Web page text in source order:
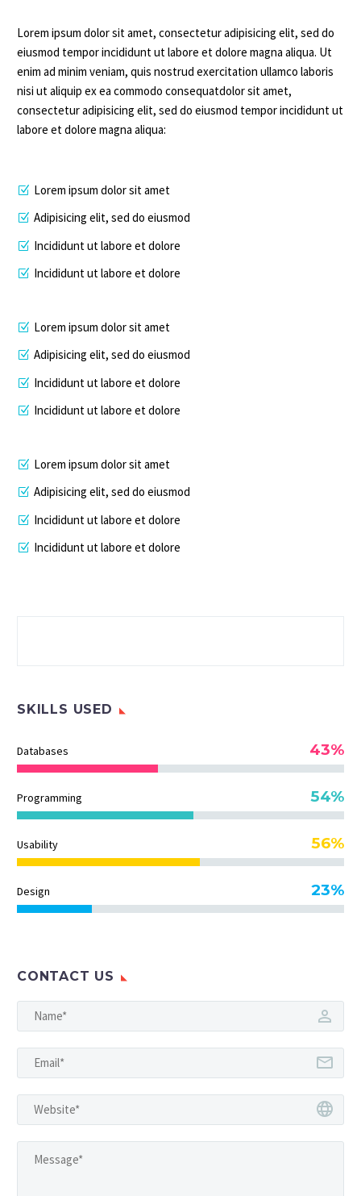
Lorem ipsum dolor sit amet, consectetur adipisicing elit, sed do
eiusmod tempor incididunt ut labore et dolore magna aliqua. Ut
enim ad minim veniam, quis nostrud exercitation ullamco laboris
nisi ut aliquip ex ea commodo consequatdolor sit amet,
consectetur adipisicing elit, sed do eiusmod tempor incididunt ut
labore et dolore magna aliqua:
Lorem ipsum dolor sit amet
Adipisicing elit, sed do eiusmod
Incididunt ut labore et dolore
Incididunt ut labore et dolore
Lorem ipsum dolor sit amet
Adipisicing elit, sed do eiusmod
Incididunt ut labore et dolore
Incididunt ut labore et dolore
Lorem ipsum dolor sit amet
Adipisicing elit, sed do eiusmod
Incididunt ut labore et dolore
Incididunt ut labore et dolore
SKILLS USED
Databases 43%
Programming 54%
Usability 56%
Design 23%
CONTACT US